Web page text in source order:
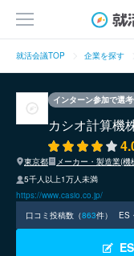
就活会議TOP 企業を探す
インターン参加で選
カシオ計算機
東京都
メーカー・製造業(機
5千人以上1万人未満
https://www.casio.co.jp/
口コミ投稿数（863件） ES